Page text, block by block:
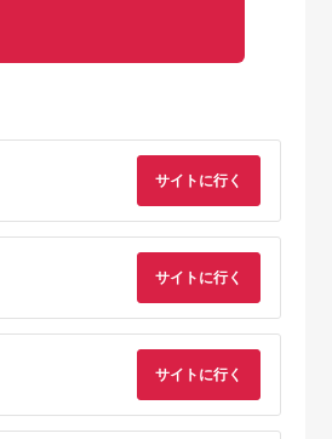
栃木県 那須烏山市
135-1【ミッドナイ
ト】高性能リユース
スマホ Apple
iPhoneSE 3 64GB
5.0
神奈川県 海老名市
Owltech(オウルテッ
ク) バイオマス素材使
用 耐屈曲2万回以上
PD60W充電／データ
サイトに行く
サイトに行く
サイトに行く